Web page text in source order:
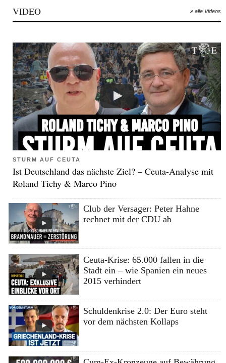
VIDEO » alle Videos
STURM AUF CEUTA
Ist Deutschland das nächste Ziel? – Ceuta-Analyse mit
Roland Tichy & Marco Pino
Club der Versager: Peter Hahne
rechnet mit der CDU ab
Ceuta-Krise: 65.000 fallen in die
Stadt ein – wie Spanien ein neues
2015 verhindert
Schuldenkrise 2.0: Der Euro steht
vor dem nächsten Kollaps